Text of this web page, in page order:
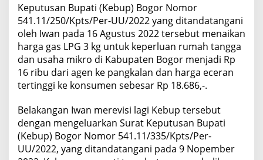
Keputusan Bupati (Kebup) Bogor Nomor
541.11/250/Kpts/Per-UU/2022 yang ditandatangani
oleh Iwan pada 16 Agustus 2022 tersebut menaikan
harga gas LPG 3 kg untuk keperluan rumah tangga
dan usaha mikro di Kabupaten Bogor menjadi Rp
16 ribu dari agen ke pangkalan dan harga eceran
tertinggi ke konsumen sebesar Rp 18.686,-.
Belakangan Iwan merevisi lagi Kebup tersebut
dengan mengeluarkan Surat Keputusan Bupati
(Kebup) Bogor Nomor 541.11/335/Kpts/Per-
UU/2022, yang ditandatangani pada 9 Nopember